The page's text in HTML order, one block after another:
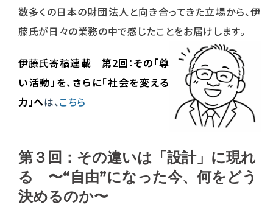
数多くの日本の財団法人と向き合ってきた立場から、伊
藤氏が日々の業務の中で感じたことをお届けします。
伊藤氏寄稿連載 第2回：その「尊
い活動」を、さらに「社会を変える
力」へは、こちら
第３回：その違いは「設計」に現れ
る 〜“自由”になった今、何をどう
決めるのか〜